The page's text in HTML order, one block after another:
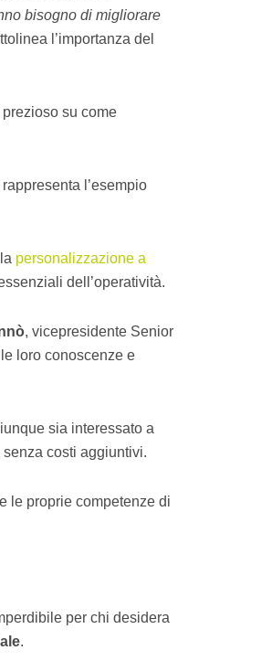
bisogno di migliorare
l’importanza del
su come
l’esempio
personalizzazione a
dell’operatività.
, vicepresidente Senior
loro conoscenze e
sia interessato a
costi aggiuntivi.
le proprie competenze di
per chi desidera
.